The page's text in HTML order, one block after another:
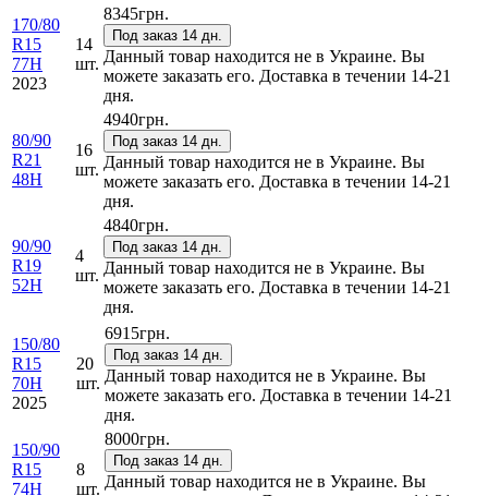
170/80
R15
77H
2023
14
шт.
8345грн.
Под заказ 14 дн.
Данный товар находится не в Украине. Вы
можете заказать его. Доставка в течении 14-21
дня.
80/90
R21
48H
16
шт.
4940грн.
Под заказ 14 дн.
Данный товар находится не в Украине. Вы
можете заказать его. Доставка в течении 14-21
дня.
90/90
R19
52H
4
шт.
4840грн.
Под заказ 14 дн.
Данный товар находится не в Украине. Вы
можете заказать его. Доставка в течении 14-21
дня.
150/80
R15
70H
2025
20
шт.
6915грн.
Под заказ 14 дн.
Данный товар находится не в Украине. Вы
можете заказать его. Доставка в течении 14-21
дня.
150/90
R15
74H
8
шт.
8000грн.
Под заказ 14 дн.
Данный товар находится не в Украине. Вы